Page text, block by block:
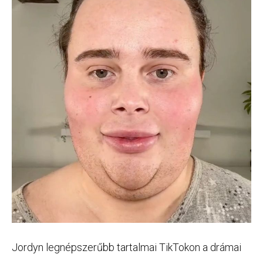
Jordyn legnépszerűbb tartalmai TikTokon a drámai